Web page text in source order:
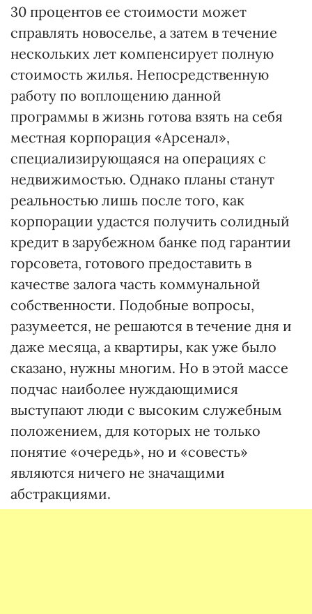
30 процентов ее стоимости может
справлять новоселье, а затем в течение
нескольких лет компенсирует полную
стоимость жилья. Непосредственную
работу по воплощению данной
программы в жизнь готова взять на себя
местная корпорация «Арсенал»,
специализирующаяся на операциях с
недвижимостью. Однако планы станут
реальностью лишь после того, как
корпорации удастся получить солидный
кредит в зарубежном банке под гарантии
горсовета, готового предоставить в
качестве залога часть коммунальной
собственности. Подобные вопросы,
разумеется, не решаются в течение дня и
даже месяца, а квартиры, как уже было
сказано, нужны многим. Но в этой массе
подчас наиболее нуждающимися
выступают люди с высоким служебным
положением, для которых не только
понятие «очередь», но и «совесть»
являются ничего не значащими
абстракциями.